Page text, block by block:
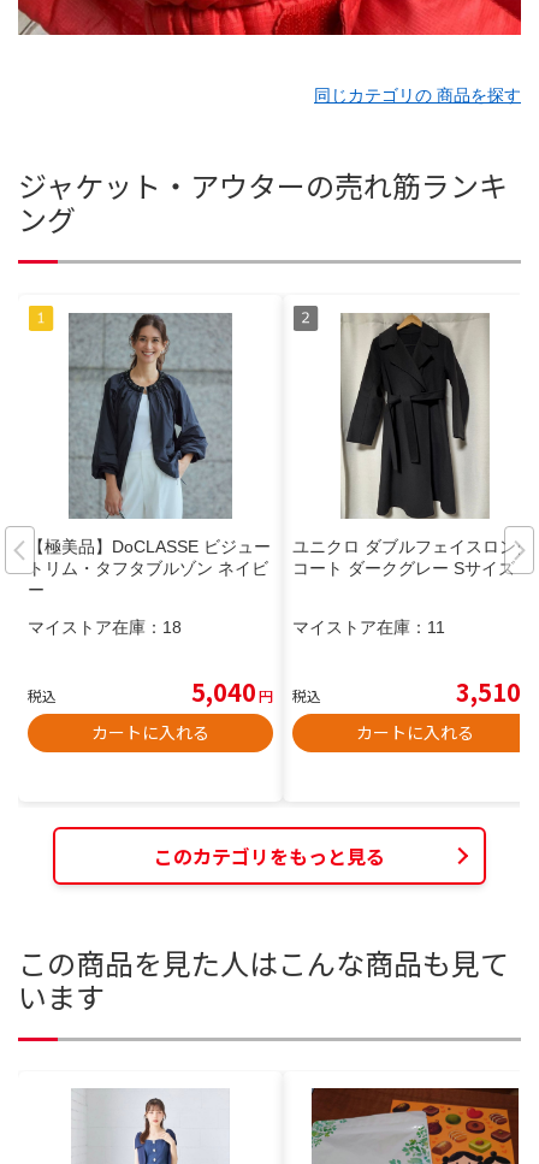
同じカテゴリの 商品を探す
ジャケット・アウターの売れ筋ランキ
ング
【極美品】DoCLASSE ビジュー
トリム・タフタブルゾン ネイビ
ー
マイストア在庫： 18
税込 5,040円
カートに入れる
ユニクロ ダブルフェイスロング
コート ダークグレー Sサイズ
マイストア在庫： 11
税込 3,510
カートに入れる
このカテゴリをもっと見る
この商品を見た人はこんな商品も見て
います